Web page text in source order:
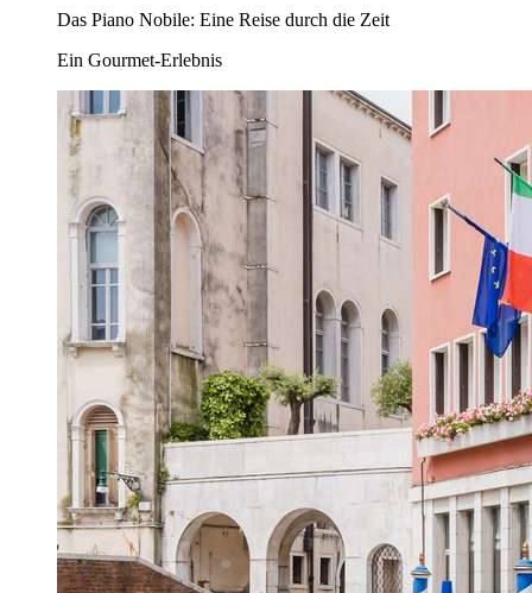
Das Piano Nobile: Eine Reise durch die Zeit
Ein Gourmet-Erlebnis